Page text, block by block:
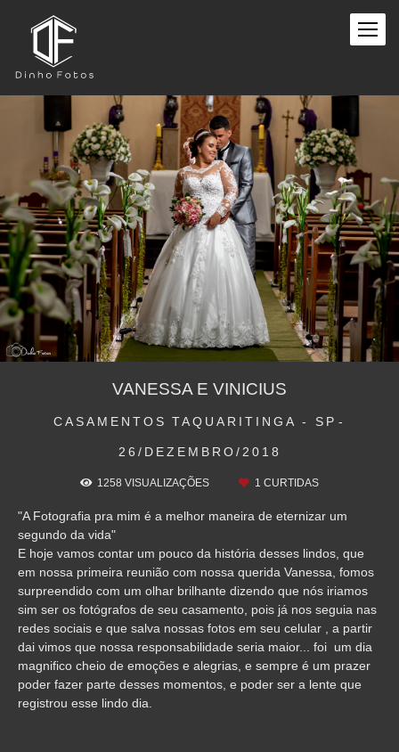
CASAMENTOS TAQUARITINGA - SP
26/DEZEMBRO/2018
VANESSA E VINICIUS
1258 VISUALIZAÇÕES 1 CURTIDAS
"A Fotografia pra mim é a melhor maneira de eternizar um
segundo da vida"
E hoje vamos contar um pouco da história desses lindos, que
em nossa primeira reunião com nossa querida Vanessa, fomos
surpreendido com um olhar brilhante dizendo que nós iriamos
sim ser os fotógrafos de seu casamento, pois já nos seguia nas
redes sociais e que salva nossas fotos em seu celular , a partir
dai vimos que nossa responsabilidade seria maior... foi um dia
magnifico cheio de emoções e alegrias, e sempre é um prazer
poder fazer parte desses momentos, e poder ser a lente que
registrou esse lindo dia.